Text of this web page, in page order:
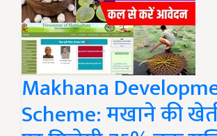
Makhana
Scheme: मखाने की